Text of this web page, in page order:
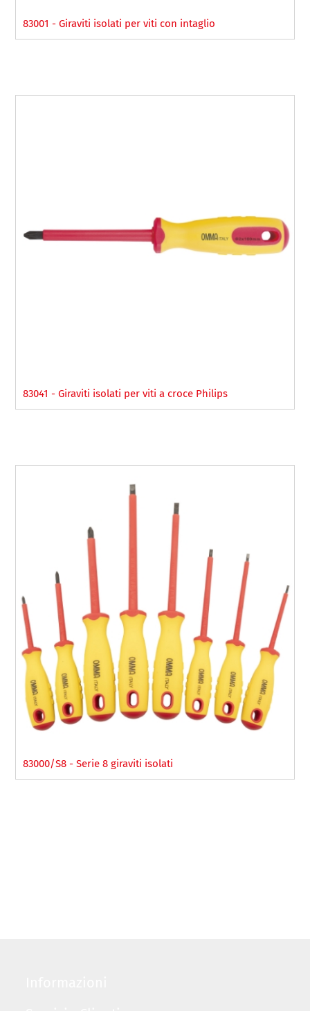
83001 - Giraviti isolati per viti con intaglio
83041 - Giraviti isolati per viti a croce Philips
83000/S8 - Serie 8 giraviti isolati